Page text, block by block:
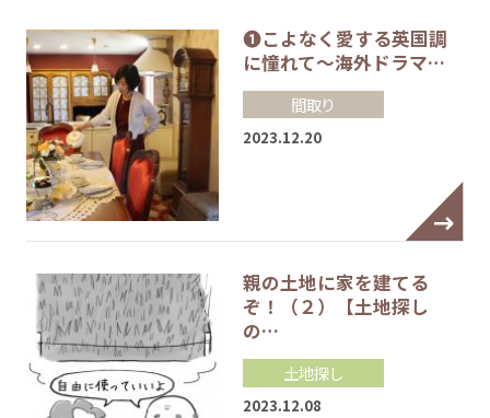
❶こよなく愛する英国調
に憧れて～海外ドラマ…
間取り
2023.12.20
親の土地に家を建てる
ぞ！（２）【土地探し
の…
土地探し
2023.12.08